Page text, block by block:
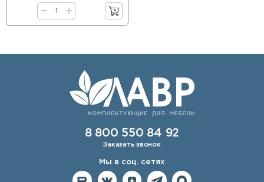
8 800 550 84 92
Заказать звонок
Мы в соц. сетях